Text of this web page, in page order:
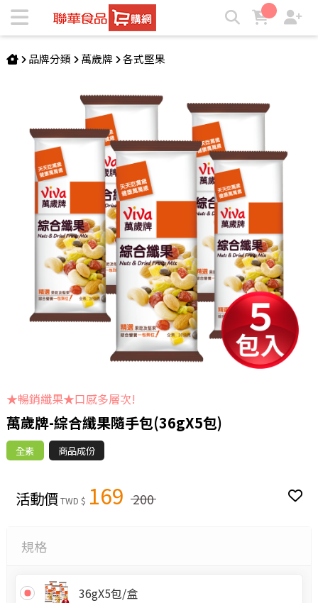
萬歲牌-綜合纖果隨手包(36gX5包) | ★聯華食品e購網★
品牌分類 萬歲牌 各式堅果
★暢銷纖果★口感多層次!
萬歲牌-綜合纖果隨手包(36gX5包)
全素 商品成份
活動價TWD $ 169 200
規格
36gX5包/盒